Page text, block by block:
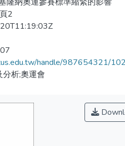
2
handle/987654321/
析;奧運會